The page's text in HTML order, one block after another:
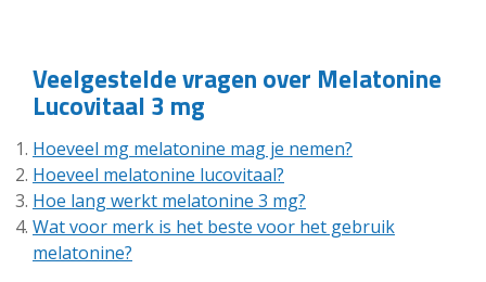
Veelgestelde vragen over Melatonine
Lucovitaal 3 mg
Hoeveel mg melatonine mag je nemen?
Hoeveel melatonine lucovitaal?
Hoe lang werkt melatonine 3 mg?
Wat voor merk is het beste voor het gebruik
melatonine?